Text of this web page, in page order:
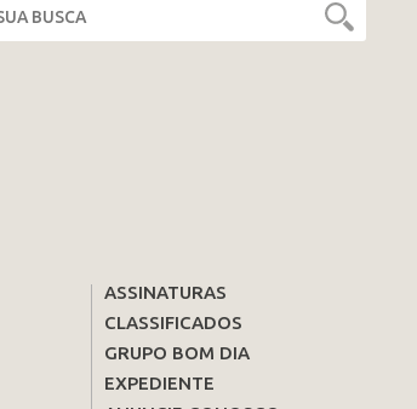
ASSINATURAS
CLASSIFICADOS
GRUPO BOM DIA
EXPEDIENTE